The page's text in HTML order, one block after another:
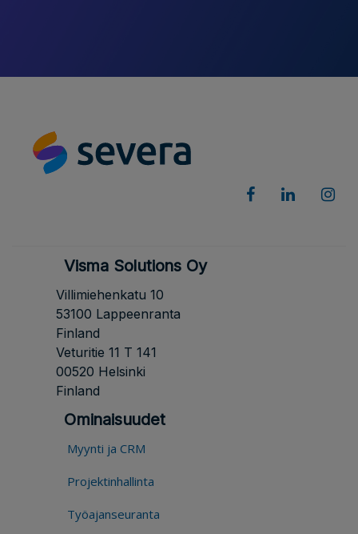
Visma Solutions Oy
Villimiehenkatu 10
53100 Lappeenranta
Finland
Veturitie 11 T 141
00520 Helsinki
Finland
Ominaisuudet
Myynti ja CRM
Projektinhallinta
Työajanseuranta